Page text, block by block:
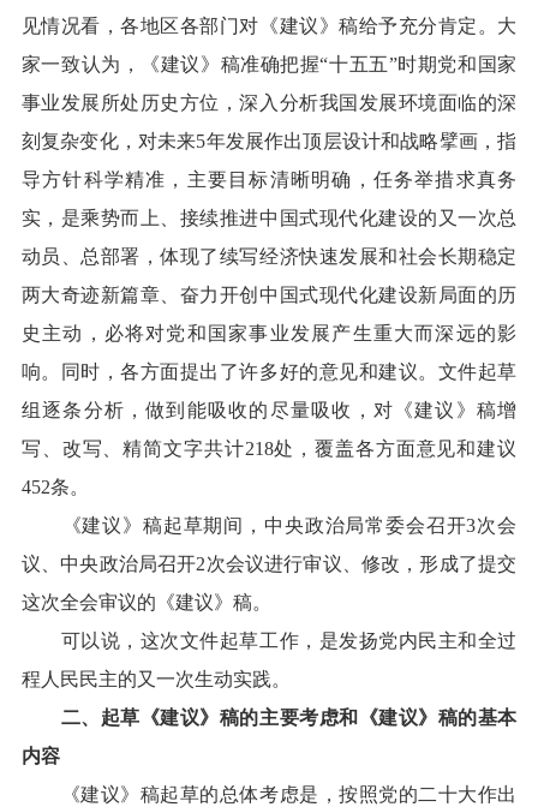
见情况看，各地区各部门对《建议》稿给予充分肯定。大
家一致认为，《建议》稿准确把握“十五五”时期党和国家
事业发展所处历史方位，深入分析我国发展环境面临的深
刻复杂变化，对未来5年发展作出顶层设计和战略擘画，指
导方针科学精准，主要目标清晰明确，任务举措求真务
实，是乘势而上、接续推进中国式现代化建设的又一次总
动员、总部署，体现了续写经济快速发展和社会长期稳定
两大奇迹新篇章、奋力开创中国式现代化建设新局面的历
史主动，必将对党和国家事业发展产生重大而深远的影
响。同时，各方面提出了许多好的意见和建议。文件起草
组逐条分析，做到能吸收的尽量吸收，对《建议》稿增
写、改写、精简文字共计218处，覆盖各方面意见和建议
452条。
《建议》稿起草期间，中央政治局常委会召开3次会
议、中央政治局召开2次会议进行审议、修改，形成了提交
这次全会审议的《建议》稿。
可以说，这次文件起草工作，是发扬党内民主和全过
程人民民主的又一次生动实践。
二、起草《建议》稿的主要考虑和《建议》稿的基本
内容
《建议》稿起草的总体考虑是，按照党的二十大作出